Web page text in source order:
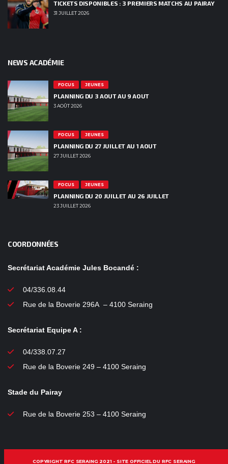
TICKETS DISPONIBLES : 3 PREMIERS MATCHS AU PAIRAY
31 JUILLET 2026
NEWS ACADÉMIE
FOCUS JEUNES
PLANNING DU 3 AOUT AU 9 AOUT
3 AOÛT 2026
FOCUS JEUNES
PLANNING DU 27 JUILLET AU 1 AOUT
27 JUILLET 2026
FOCUS JEUNES
PLANNING DU 20 JUILLET AU 26 JUILLET
23 JUILLET 2026
COORDONNÉES
Secrétariat Académie Jules Bocandé :
04/336.08.44
Rue de la Boverie 296A – 4100 Seraing
Secrétariat Equipe A :
04/338.07.27
Rue de la Boverie 249 – 4100 Seraing
Stade du Pairay
Rue de la Boverie 253 – 4100 Seraing
COPYRIGHT RFC SERAING 2021 - SITE OFFICIEL DU RFC SERAING